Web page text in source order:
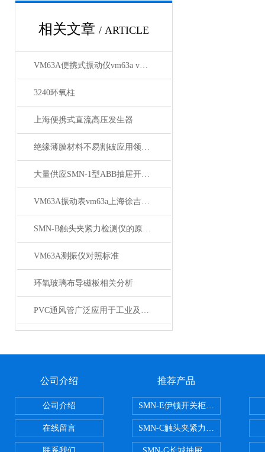
相关文章 / ARTICLE
VM63A便携式振动仪vm63a vm63a测振仪供应商
3240环氧柱
上海便携式直流高压发生器
绝缘薄膜材料不易割破应用领域广泛
大量供应SMN-1型ABB抽屉开关柜触点压力检测仪
VM63A振动表vm63a上海徐吉电气
SMN-B触头夹紧力检测仪的原理与应用
VM63A测振仪对照标准
环氧玻璃布导磁板相关分析
PVC通风管广泛应用于工业及建筑工程行业
公司介绍
公司介绍
在线留言
推荐产品
SMN-E伊顿开关柜触头夹紧力检
SMN-C触头夹紧力检测仪